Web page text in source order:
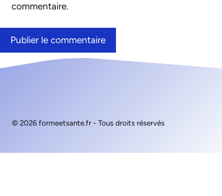
commentaire.
© 2026 formeetsante.fr - Tous droits réservés